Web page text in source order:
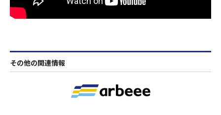
その他の関連情報